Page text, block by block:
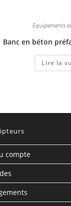
Equipements
Banc en béton
Lire la
compte